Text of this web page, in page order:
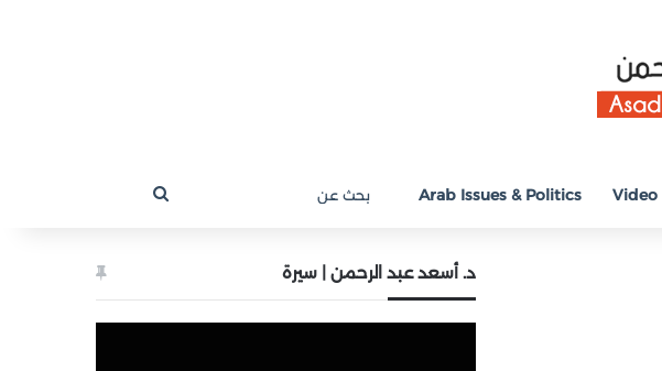
Video
Arab Issues & Politics
د. أسعد عبد الرحمن | سيرة